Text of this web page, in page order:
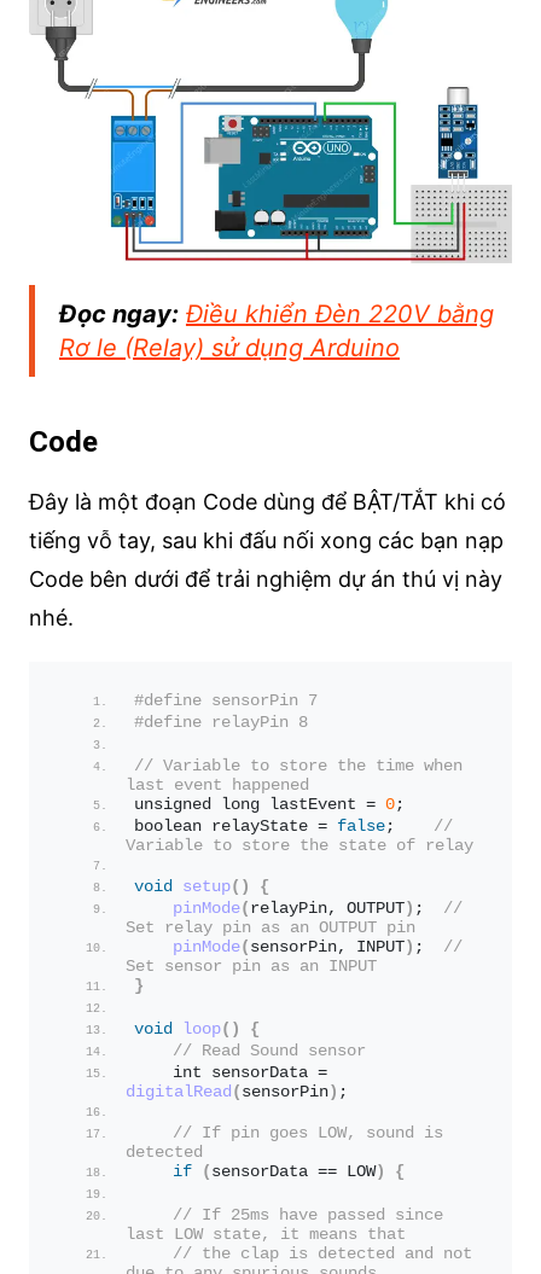
Đọc ngay: Điều khiển Đèn 220V bằng
Rơ le (Relay) sử dụng Arduino
Code
Đây là một đoạn Code dùng để BẬT/TẮT khi có
tiếng vỗ tay, sau khi đấu nối xong các bạn nạp
Code bên dưới để trải nghiệm dự án thú vị này
nhé.
#define sensorPin 7
#define relayPin 8
// Variable to store the time when
last event happened
unsigned long lastEvent = 0;
boolean relayState = false; //
Variable to store the state of relay
void setup()
{
pinMode( relayPin, OUTPUT) ; //
Set relay pin as an OUTPUT pin
pinMode( sensorPin, INPUT) ; //
Set sensor pin as an INPUT
}
void loop()
{
// Read Sound sensor
    int sensorData =
digitalRead ( sensorPin) ;
// If pin goes LOW, sound is
detected
if
( sensorData == LOW) {
// If 25ms have passed since
last LOW state, it means that
// the clap is detected and not